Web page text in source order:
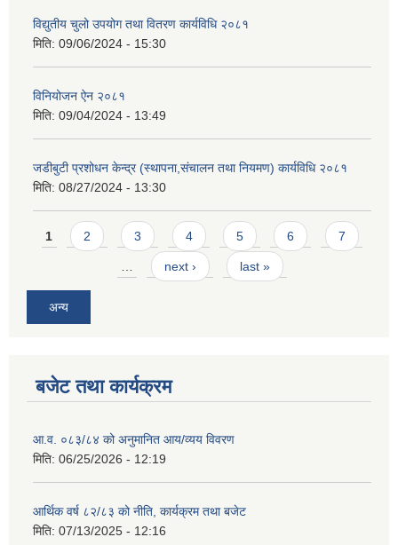
विद्युतीय चुलो उपयोग तथा वितरण कार्यविधि २०८१
मिति: 09/06/2024 - 15:30
विनियोजन ऐन २०८१
मिति: 09/04/2024 - 13:49
जडीबुटी प्रशोधन केन्द्र (स्थापना,संचालन तथा नियमण) कार्यविधि २०८१
मिति: 08/27/2024 - 13:30
Pages
1 2 3 4 5 6 7
next › last »
अन्य
बजेट तथा कार्यक्रम
आ.व. ०८३/८४ को अनुमानित आय/व्यय विवरण
मिति: 06/25/2026 - 12:19
आर्थिक वर्ष ८२/८३ को नीति, कार्यक्रम तथा बजेट
मिति: 07/13/2025 - 12:16